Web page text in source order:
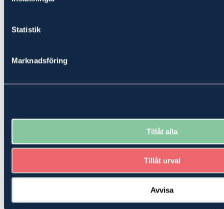
Statistik
Marknadsföring
Tillåt alla
Tillåt urval
Avvisa
Efternamn**